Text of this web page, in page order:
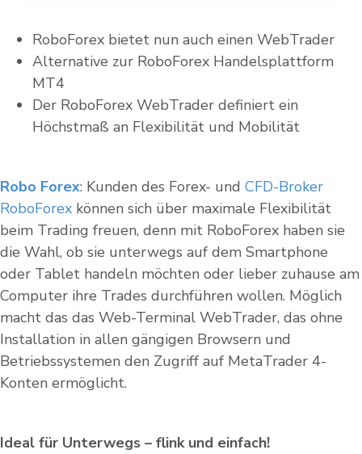
RoboForex bietet nun auch einen WebTrader
Alternative zur RoboForex Handelsplattform
MT4
Der RoboForex WebTrader definiert ein
Höchstmaß an Flexibilität und Mobilität
Robo Forex: Kunden des Forex- und CFD-Broker
RoboForex können sich über maximale Flexibilität
beim Trading freuen, denn mit RoboForex haben sie
die Wahl, ob sie unterwegs auf dem Smartphone
oder Tablet handeln möchten oder lieber zuhause am
Computer ihre Trades durchführen wollen. Möglich
macht das das Web-Terminal WebTrader, das ohne
Installation in allen gängigen Browsern und
Betriebssystemen den Zugriff auf MetaTrader 4-
Konten ermöglicht.
Ideal für Unterwegs – flink und einfach!